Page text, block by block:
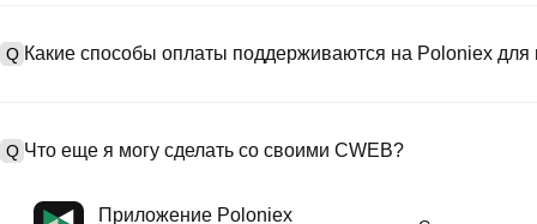
Процесс покупки Coinweb на CEX следующий:
1. Создайте учетную запись и пройдите KYC-верификацию.
4. Разместите рыночный/лимитный ордер на покупку.
торговать CWEB (Coinweb) и широким спектром
Q Какие способы оплаты поддерживаются на Poloniex для
1) Кредитные/дебетовые карты (такие как Visa и Mastercard)
2) P2P-торговля для покупки USDT у других пользователей
дней.
Q Что еще я могу сделать со своими CWEB?
Вы можете торговать фьючерсами с использованием USDT или
Приложение Poloniex